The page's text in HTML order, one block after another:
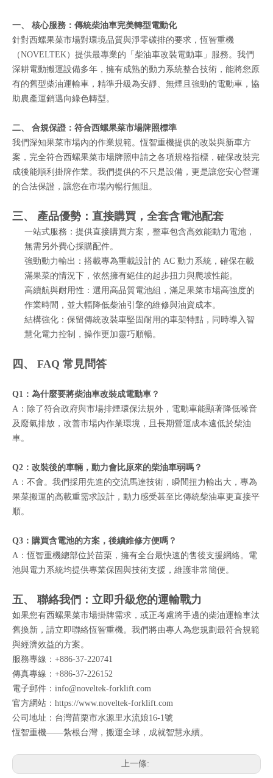
一、 核心服務：傳統柴油車完美轉型電動化
針對西螺果菜市場對環境品質與淨零碳排的要求，恆智重機
（NOVELTEK）提供最專業的「柴油車改裝電動車」服務。我們
深耕電動搬運設備多年，擁有成熟的動力系統整合技術，能將您原
有的舊型柴油運輸車，精準升級為安靜、無煙且強勁的電動車，協
助農產運銷邁向綠色轉型。
二、 合規保證：符合西螺果菜市場牌照標準
我們深知果菜市場內的作業規範。恆智重機提供的改裝與新車方
案，完全符合西螺果菜市場牌照申請之各項規格指標，確保改裝完
成後能順利掛牌作業。我們提供的不只是設備，更是讓您安心營運
的合法保證，讓您在市場內暢行無阻。
三、 產品優勢：直接購買，全套含電池配套
一站式服務：提供直接購買方案，整車包含高效能動力電池，
無需另外費心採購配件。
強勁動力輸出：搭載專為重載設計的 AC 動力系統，確保在載
滿果菜的情況下，依然擁有絕佳的起步扭力與爬坡性能。
高續航與耐用性：選用高品質電池組，滿足果菜市場高強度的
作業時間，並大幅降低柴油引擎的維修與油資成本。
結構強化：保留傳統改裝車堅固耐用的車架特點，同時導入智
慧化電力控制，操作更加靈巧順暢。
四、 FAQ 常見問答
Q1：為什麼要將柴油車改裝成電動車？
A：除了符合政府與市場排煙環保法規外，電動車能顯著降低噪音
及廢氣排放，改善市場內作業環境，且長期營運成本遠低於柴油
車。
Q2：改裝後的車輛，動力會比原來的柴油車弱嗎？
A：不會。我們採用先進的交流馬達技術，瞬間扭力輸出大，專為
果菜搬運的高載重需求設計，動力感受甚至比傳統柴油車更直接平
順。
Q3：購買含電池的方案，後續維修方便嗎？
A：恆智重機總部位於苗栗，擁有全台最快速的售後支援網絡。電
池與電力系統均提供專業保固與技術支援，維護非常簡便。
五、 聯絡我們：立即升級您的運輸戰力
如果您有西螺果菜市場掛牌需求，或正考慮將手邊的柴油運輸車汰
舊換新，請立即聯絡恆智重機。我們將由專人為您規劃最符合規範
與經濟效益的方案。
服務專線：+886-37-220741
傳真專線：+886-37-226152
電子郵件：info@noveltek-forklift.com
官方網站： https://www.noveltek-forklift.com
公司地址：台灣苗栗市水源里水流娘16-1號
恆智重機——紮根台灣，搬運全球，成就智慧永續。
上一條: